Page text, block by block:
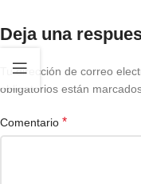
Deja una
Tu dirección de correo
obligatorios están
Comentario *